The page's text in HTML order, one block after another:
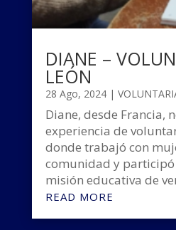
DIANE –
LEÓN
28 Ago, 2024|
Diane, desde Francia,
experiencia de
donde trabajó con
comunidad y participó
misión educativa de
READ MORE